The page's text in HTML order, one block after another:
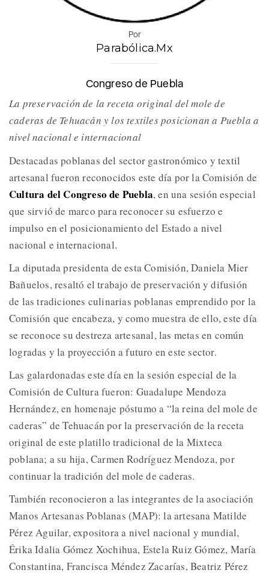
Por
Parabólica.Mx
Congreso de Puebla
La preservación de la receta original del mole de
caderas de Tehuacán y los textiles posicionan a Puebla a
nivel nacional e internacional
Destacadas poblanas del sector gastronómico y textil
artesanal fueron reconocidos este día por la Comisión de
Cultura del Congreso de Puebla, en una sesión especial
que sirvió de marco para reconocer su esfuerzo e
impulso en el posicionamiento del Estado a nivel
nacional e internacional.
La diputada presidenta de esta Comisión, Daniela Mier
Bañuelos, resaltó el trabajo de preservación y difusión
de las tradiciones culinarias poblanas emprendido por la
Comisión que encabeza, y como muestra de ello, este día
se reconoce su destreza artesanal, las metas en común
logradas y la proyección a futuro en este sector.
Las galardonadas este día en la sesión especial de la
Comisión de Cultura fueron: Guadalupe Mendoza
Hernández, en homenaje póstumo a “la reina del mole de
caderas” de Tehuacán por la preservación de la receta
original de este platillo tradicional de la Mixteca
poblana; a su hija, Carmen Rodríguez Mendoza, por
continuar la tradición del mole de caderas.
También reconocieron a las integrantes de la asociación
Manos Artesanas Poblanas (MAP): la artesana Matilde
Pérez Aguilar, expositora a nivel nacional y mundial,
Érika Idalia Gómez Xochihua, Estela Ruiz Gómez, María
Constantina, Francisca Méndez Zacarías, Beatriz Pérez